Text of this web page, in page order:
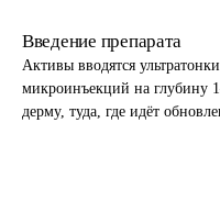
Введение препарата
Активы вводятся
микроинъекций на
дерму, туда, где идёт